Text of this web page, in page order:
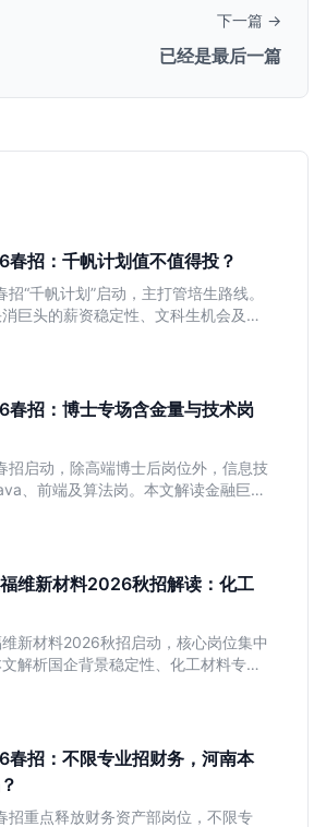
下一篇 →
已经是最后一篇
招：千帆计划值不值得投？
“千帆计划”启动，主打管培生路线。
巨头的薪资稳定性、文科生机会及决
帮你判断是否值得投递。
春招：博士专场含金量与技术岗
招启动，除高端博士后岗位外，信息技
、前端及算法岗。本文解读金融巨头
术岗需求与投递价值，助你快速判断
维新材料2026秋招解读：化工
新材料2026秋招启动，核心岗位集中
解析国企背景稳定性、化工材料专业
限制，助理工科生判断是否值得投
招：不限专业招财务，河南本
招重点释放财务资产部岗位，不限专